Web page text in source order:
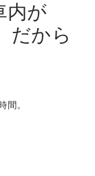
内が
だから
間。